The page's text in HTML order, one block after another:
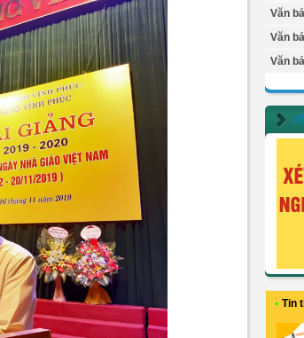
Văn
Văn
Văn
• Tin